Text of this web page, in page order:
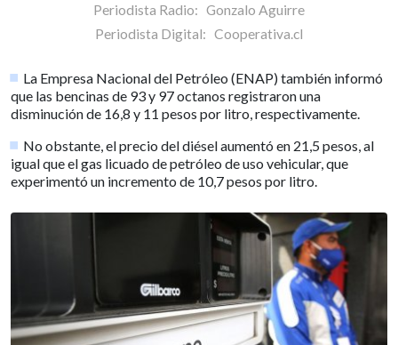
Periodista Radio: Gonzalo Aguirre
Periodista Digital: Cooperativa.cl
La Empresa Nacional del Petróleo (ENAP) también informó
que las bencinas de 93 y 97 octanos registraron una
disminución de 16,8 y 11 pesos por litro, respectivamente.
No obstante, el precio del diésel aumentó en 21,5 pesos, al
igual que el gas licuado de petróleo de uso vehicular, que
experimentó un incremento de 10,7 pesos por litro.